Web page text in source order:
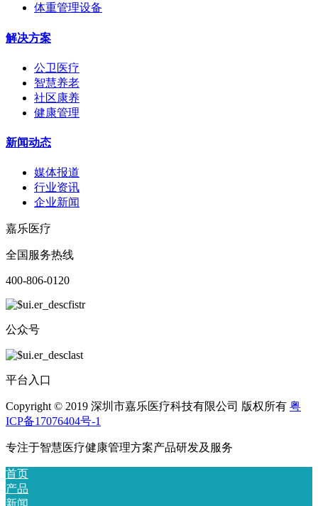
体重管理设备
解决方案
公卫医疗
智慧养老
社区康养
健康管理
新闻动态
媒体报道
行业资讯
企业新闻
嘉乐医疗
全国服务热线
400-806-0120
公众号
平台入口
Copyright © 2019 深圳市嘉乐医疗科技有限公司 版权所有 粤
ICP备17076404号-1
专注于智慧医疗健康管理方案产品研发及服务
首页
产品